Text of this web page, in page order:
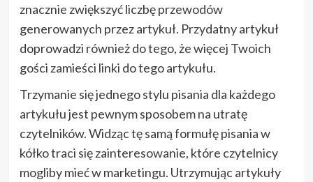
znacznie zwiększyć liczbę przewodów
generowanych przez artykuł. Przydatny artykuł
doprowadzi również do tego, że więcej Twoich
gości zamieści linki do tego artykułu.
Trzymanie się jednego stylu pisania dla każdego
artykułu jest pewnym sposobem na utratę
czytelników. Widząc tę samą formułę pisania w
kółko traci się zainteresowanie, które czytelnicy
mogliby mieć w marketingu. Utrzymując artykuły